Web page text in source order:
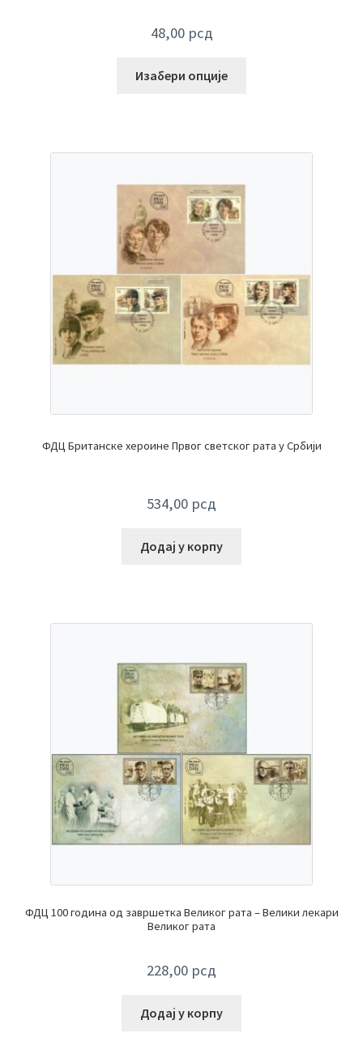
48,00 рсд
Изабери опције
ФДЦ Британске хероине Првог светског рата у Србији
534,00 рсд
Додај у корпу
ФДЦ 100 година од завршетка Великог рата – Велики лекари
Великог рата
228,00 рсд
Додај у корпу